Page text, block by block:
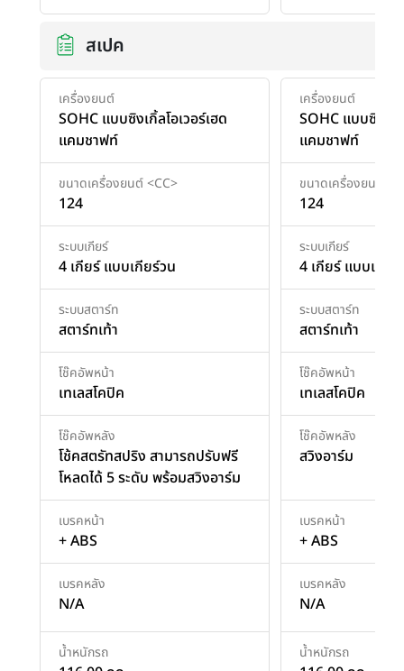
สเปค
เครื่องยนต์
SOHC แบบซิงเกิ้ลโอเวอร์เฮด
แคมชาฟท์
ขนาดเครื่องยนต์ <CC>
124
ระบบเกียร์
4 เกียร์ แบบเกียร์วน
ระบบสตาร์ท
สตาร์ทเท้า
โช๊คอัพหน้า
เทเลสโคปิค
โช๊คอัพหลัง
โช้คสตรัทสปริง สามารถปรับฟรี
โหลดได้ 5 ระดับ พร้อมสวิงอาร์ม
เบรคหน้า
+ ABS
เบรคหลัง
N/A
น้ำหนักรถ
เครื่องยนต์
SOHC แบบซิงเกิ้
แคมชาฟท์
ขนาดเครื่องยนต์
124
ระบบเกียร์
4 เกียร์ แบบเกีย
ระบบสตาร์ท
สตาร์ทเท้า
โช๊คอัพหน้า
เทเลสโคปิค
โช๊คอัพหลัง
สวิงอาร์ม
เบรคหน้า
+ ABS
เบรคหลัง
N/A
น้ำหนักรถ